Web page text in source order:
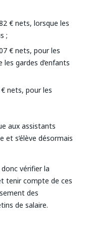
€ nets, lorsque les
;
€ nets, pour les
gardes d’enfants
nets, pour les
aux assistants
s’élève désormais
vérifier la
tenir compte de ces
des
de salaire.